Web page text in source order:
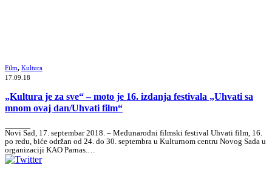
Film, Kultura
17.09.18
„Kultura je za sve“ – moto je 16. izdanja festivala „Uhvati sa
mnom ovaj dan/Uhvati film“
Novi Sad, 17. septembar 2018. – Međunarodni filmski festival Uhvati film, 16.
po redu, biće održan od 24. do 30. septembra u Kulturnom centru Novog Sada u
organizaciji KAO Parnas.…